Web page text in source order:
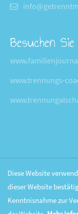
Besuchen
www.trennungs-
Diese Website
dieser Website
Kenntnisnahme zur